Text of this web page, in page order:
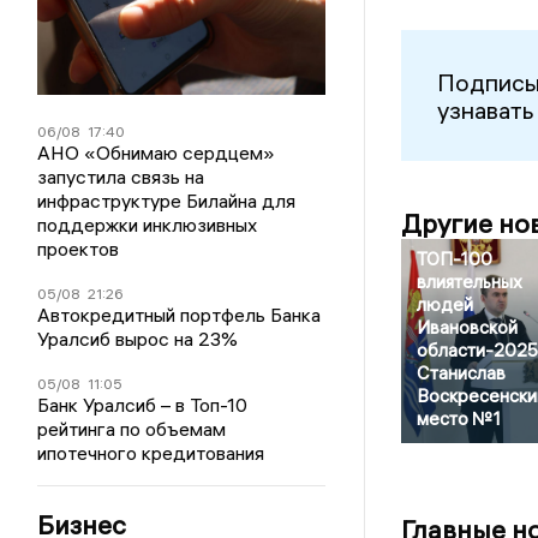
06/08 17:40
АНО «Обнимаю сердцем»
запустила связь на
инфраструктуре Билайна для
поддержки инклюзивных
проектов
05/08 21:26
Автокредитный портфель Банка
Уралсиб вырос на 23%
05/08 11:05
Банк Уралсиб – в Топ-10
рейтинга по объемам
ипотечного кредитования
Бизнес
Другие
ТОП-100
влиятельных
людей
Ивановской
области-
Станислав
место №1
Главные